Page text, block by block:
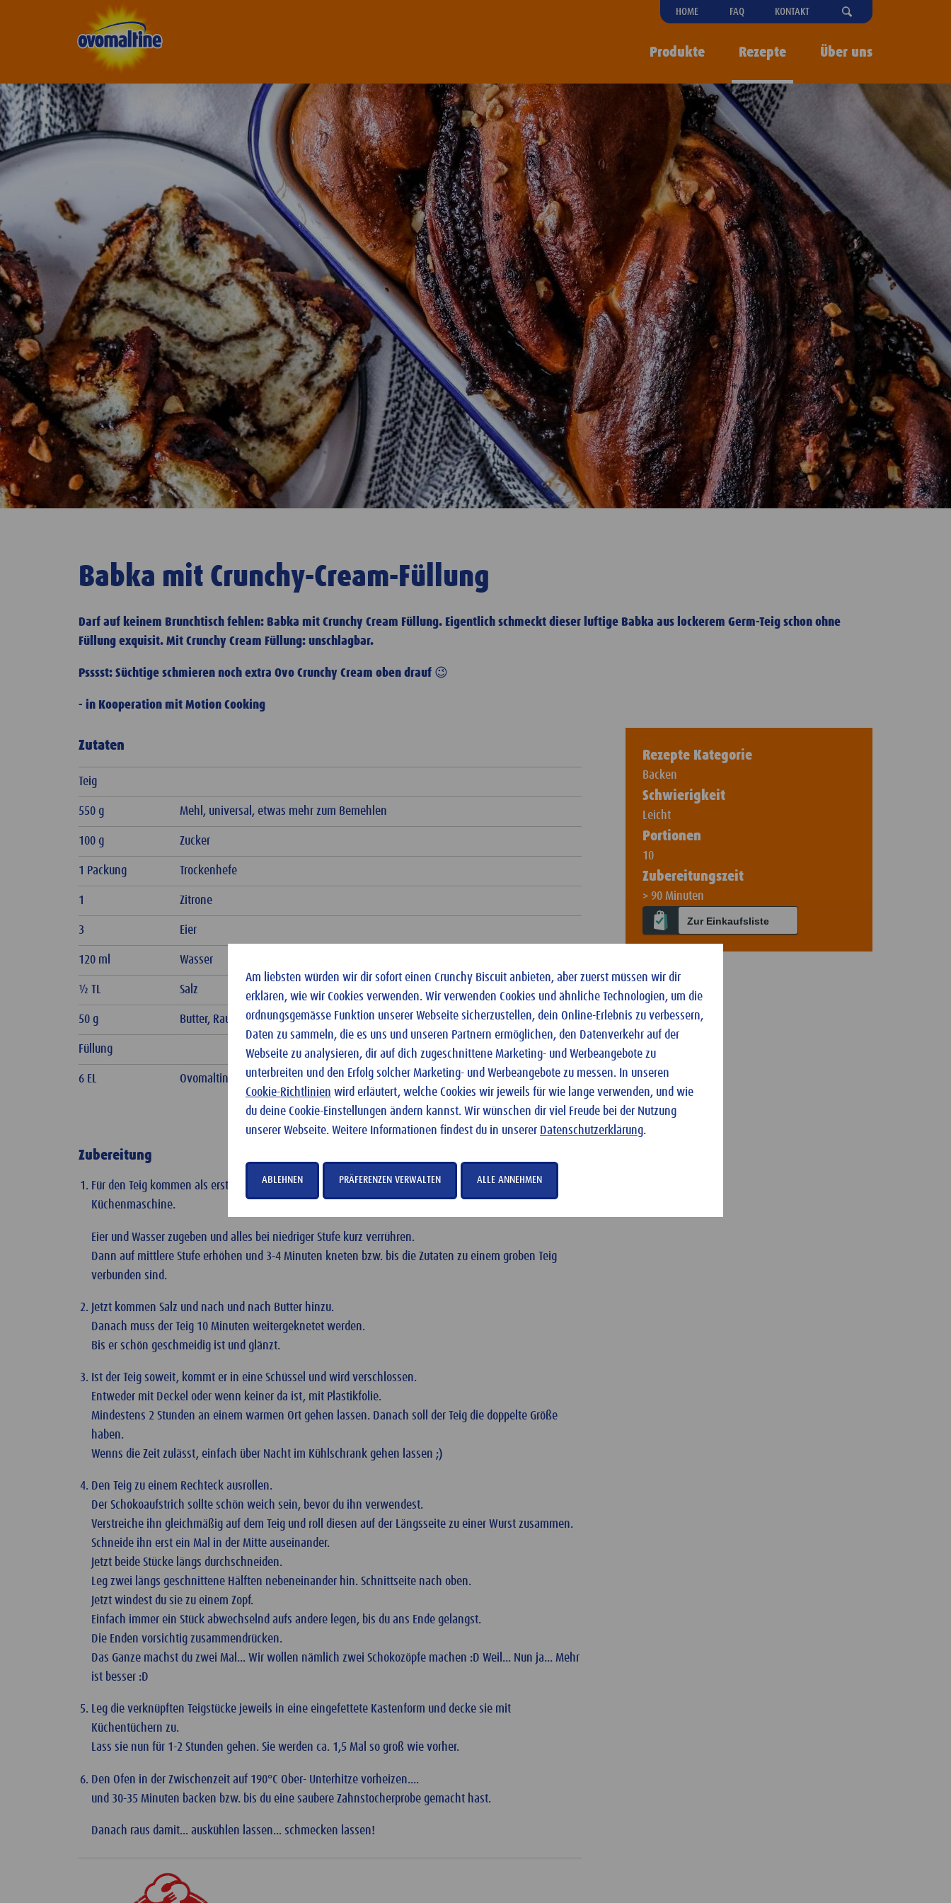
HOME FAQ KONTAKT
"OPEN
SEARCH-
MENU
Produkte Rezepte Über uns
Babka mit Crunchy-Cream-Füllung
Darf auf keinem Brunchtisch fehlen: Babka mit Crunchy Cream Füllung. Eigentlich schmeckt dieser luftige Babka aus lockerem Germ-Teig schon ohne
Füllung exquisit. Mit Crunchy Cream Füllung: unschlagbar.
Psssst: Süchtige schmieren noch extra Ovo Crunchy Cream oben drauf 😉
- in Kooperation mit Motion Cooking
Rezepte Kategorie
Backen
Schwierigkeit
Leicht
Portionen
10
Zubereitungszeit
> 90 Minuten
Zur Einkaufsliste
Zutaten
Teig
550 g Mehl, universal, etwas mehr zum Bemehlen
100 g Zucker
1 Packung Trockenhefe
1 Zitrone
3 Eier
120 ml Wasser
½ TL Salz
50 g Butter, Raumtemperatur
Füllung
6 EL Ovomaltine Crunchy Cream
Zubereitung
Für den Teig kommen als erstes Mehl, Zucker, Germ und Zitronenzesten in die Schüssel einer
Küchenmaschine.
Eier und Wasser zugeben und alles bei niedriger Stufe kurz verrühren.
Dann auf mittlere Stufe erhöhen und 3-4 Minuten kneten bzw. bis die Zutaten zu einem groben Teig
verbunden sind.
Jetzt kommen Salz und nach und nach Butter hinzu.
Danach muss der Teig 10 Minuten weitergeknetet werden.
Bis er schön geschmeidig ist und glänzt.
Ist der Teig soweit, kommt er in eine Schüssel und wird verschlossen.
Entweder mit Deckel oder wenn keiner da ist, mit Plastikfolie.
Mindestens 2 Stunden an einem warmen Ort gehen lassen. Danach soll der Teig die doppelte Größe
haben.
Wenns die Zeit zulässt, einfach über Nacht im Kühlschrank gehen lassen ;)
Den Teig zu einem Rechteck ausrollen.
Der Schokoaufstrich sollte schön weich sein, bevor du ihn verwendest.
Verstreiche ihn gleichmäßig auf dem Teig und roll diesen auf der Längsseite zu einer Wurst zusammen.
Schneide ihn erst ein Mal in der Mitte auseinander.
Jetzt beide Stücke längs durchschneiden.
Leg zwei längs geschnittene Hälften nebeneinander hin. Schnittseite nach oben.
Jetzt windest du sie zu einem Zopf.
Einfach immer ein Stück abwechselnd aufs andere legen, bis du ans Ende gelangst.
Die Enden vorsichtig zusammendrücken.
Das Ganze machst du zwei Mal... Wir wollen nämlich zwei Schokozöpfe machen :D Weil... Nun ja... Mehr
ist besser :D
Leg die verknüpften Teigstücke jeweils in eine eingefettete Kastenform und decke sie mit
Küchentüchern zu.
Lass sie nun für 1-2 Stunden gehen. Sie werden ca. 1,5 Mal so groß wie vorher.
Den Ofen in der Zwischenzeit auf 190°C Ober- Unterhitze vorheizen....
und 30-35 Minuten backen bzw. bis du eine saubere Zahnstocherprobe gemacht hast.
Danach raus damit... auskühlen lassen... schmecken lassen!
Am liebsten würden wir dir sofort einen Crunchy Biscuit anbieten, aber zuerst müssen wir dir
erklären, wie wir Cookies verwenden. Wir verwenden Cookies und ähnliche Technologien, um die
ordnungsgemässe Funktion unserer Webseite sicherzustellen, dein Online-Erlebnis zu verbessern,
Daten zu sammeln, die es uns und unseren Partnern ermöglichen, den Datenverkehr auf der
Webseite zu analysieren, dir auf dich zugeschnittene Marketing- und Werbeangebote zu
unterbreiten und den Erfolg solcher Marketing- und Werbeangebote zu messen. In unseren
Cookie-Richtlinien wird erläutert, welche Cookies wir jeweils für wie lange verwenden, und wie
du deine Cookie-Einstellungen ändern kannst. Wir wünschen dir viel Freude bei der Nutzung
unserer Webseite. Weitere Informationen findest du in unserer Datenschutzerklärung.
ABLEHNEN PRÄFERENZEN VERWALTEN ALLE ANNEHMEN